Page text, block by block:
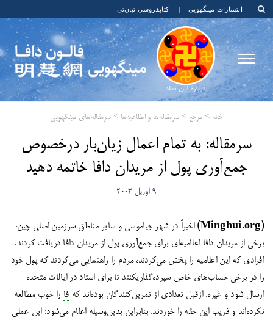
انتشارات مینگهویی | کتابفروشی تیان‌تی
خانه > مرجع > سرمقاله‌ها و اطلاعیه‌ها > سرمقاله‌های مینگهویی
​سرمقاله: به تمام اعمال زیان‌بار درخصوص
جمع‌آوری پول از مریدان دافا خاتمه دهید
9 آوریل 2003
(Minghui.org)
اخیراً در شهر جیاموسی و سایر مناطق سرزمین اصلی چین،
برخی از مریدان دافا اعلامیه‌ای برای جمع‌آوری پول از مریدان دافا دریافت کردند.
افرادی که این اعلامیه را پخش می‌کردند، مردم را راهنمایی می‌کردند که پول خود
را در برخی حساب‌های خاص سپرده‌گذاریکنند تا برای استاد در ایالات متحده
ارسال شود و غیره. ازقبل تعدادی از تمرین‌کنندگان بوده‌اند که فا را خوب مطالعه
نکرده‌اند و فریب این حقه را خوردند. بنابراین بدین‌وسیله اعلام می‌شود: این عملی